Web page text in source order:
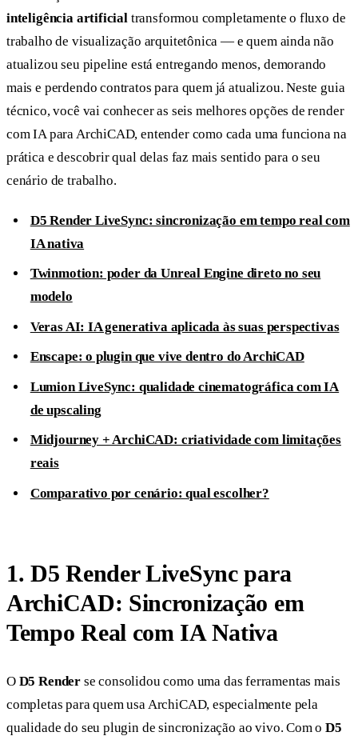
inteligência artificial transformou completamente o fluxo de
trabalho de visualização arquitetônica — e quem ainda não
atualizou seu pipeline está entregando menos, demorando
mais e perdendo contratos para quem já atualizou. Neste guia
técnico, você vai conhecer as seis melhores opções de render
com IA para ArchiCAD, entender como cada uma funciona na
prática e descobrir qual delas faz mais sentido para o seu
cenário de trabalho.
D5 Render LiveSync: sincronização em tempo real com
IA nativa
Twinmotion: poder da Unreal Engine direto no seu
modelo
Veras AI: IA generativa aplicada às suas perspectivas
Enscape: o plugin que vive dentro do ArchiCAD
Lumion LiveSync: qualidade cinematográfica com IA
de upscaling
Midjourney + ArchiCAD: criatividade com limitações
reais
Comparativo por cenário: qual escolher?
1. D5 Render LiveSync para
ArchiCAD: Sincronização em
Tempo Real com IA Nativa
O D5 Render se consolidou como uma das ferramentas mais
completas para quem usa ArchiCAD, especialmente pela
qualidade do seu plugin de sincronização ao vivo. Com oD5